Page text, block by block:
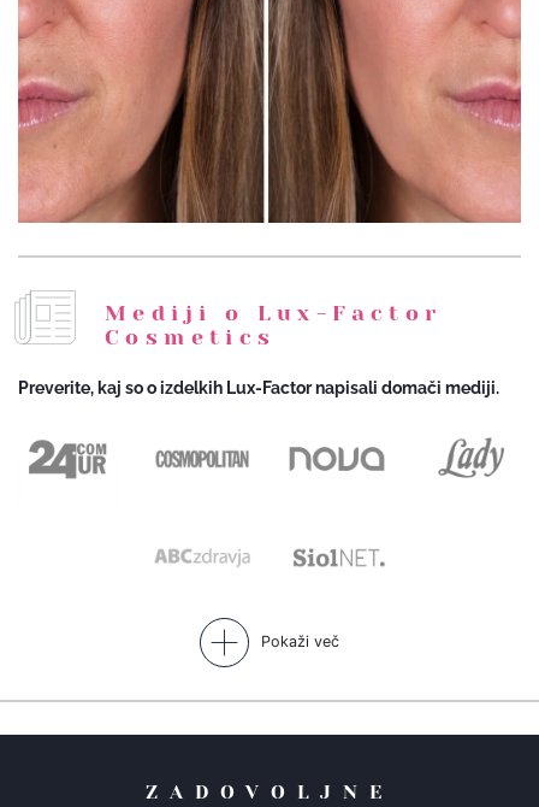
Mediji o Lux-Factor
Cosmetics
Preverite, kaj so o izdelkih Lux-Factor napisali domači mediji.
Pokaži več
ZADOVOLJNE